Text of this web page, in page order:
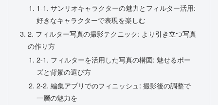
1-1. サンリオキャラクターの魅力とフィルター活用:
好きなキャラクターで表現を楽しむ
2. フィルター写真の撮影テクニック: より引き立つ写真
の作り方
2-1. フィルターを活用した写真の構図: 魅せるポー
ズと背景の選び方
2-2. 編集アプリでのフィニッシュ: 撮影後の調整で
一層の魅力を